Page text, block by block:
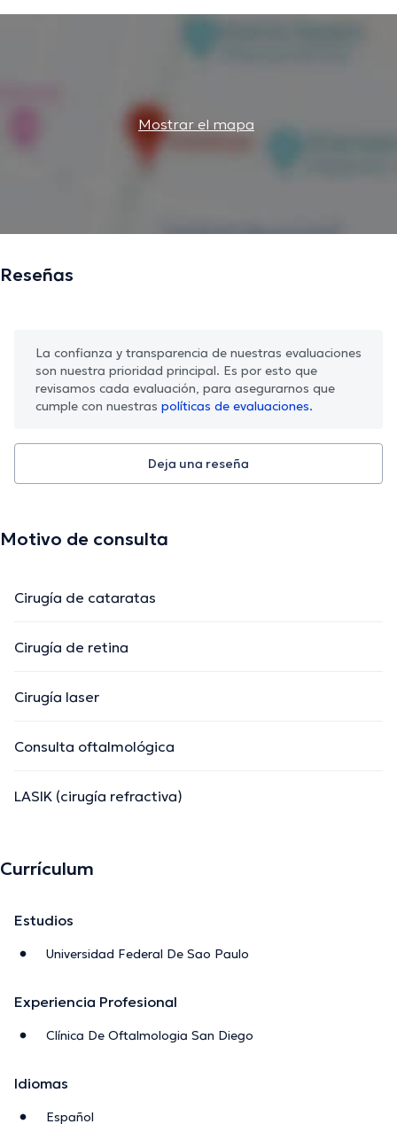
Mostrar el mapa
Reseñas
La confianza y transparencia de nuestras evaluaciones
son nuestra prioridad principal. Es por esto que
revisamos cada evaluación, para asegurarnos que
cumple con nuestras políticas de evaluaciones.
Deja una reseña
Motivo de consulta
Cirugía de cataratas
Cirugía de retina
Cirugía laser
Consulta oftalmológica
LASIK (cirugía refractiva)
Currículum
Estudios
Universidad Federal De Sao Paulo
Experiencia Profesional
Clínica De Oftalmologia San Diego
Idiomas
Español